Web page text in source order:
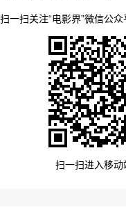
扫一扫关注“电影界”微信公众
扫一扫进入移动